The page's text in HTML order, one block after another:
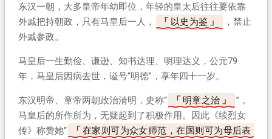
东汉一朝，大多皇帝年幼即位，年轻的皇太后往往要依靠
外戚把持朝政，只有马皇后一人，
以史为鉴
，禁止
外戚参政。
马皇后一生勤俭、谦逊、知书达理、明理达义，公元79
年，马皇后因病去世，谥号“明德”，享年四十一岁。
东汉明帝、章帝两朝政治清明，史称“ 明章之治
”，
马皇后的所作所为，无疑起到了积极作用。因此《续烈女
传》称赞她“
在家则可为众女师范，在国则可为母后表